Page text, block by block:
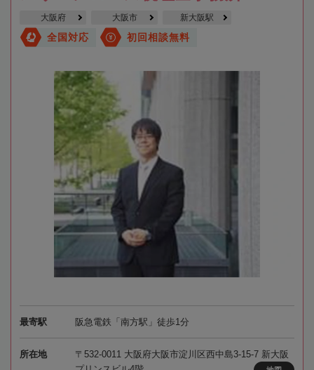
大阪府 大阪市 新大阪駅
全国対応 初回相談無料
最寄駅 阪急電鉄「南方駅」徒歩1分
所在地
〒532-0011 大阪府大阪市淀川区西中島3-15-7 新大阪